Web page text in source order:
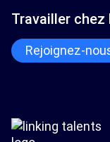
Travailler chez
Rejoignez-